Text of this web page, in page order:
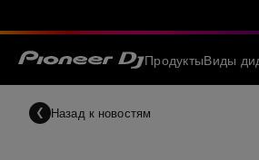
ПродуктыВиды
Назад к новостям